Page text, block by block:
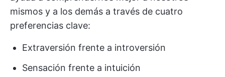
mismos y a los demás a través de cuatro
preferencias clave:
Extraversión frente a introversión
Sensación frente a intuición